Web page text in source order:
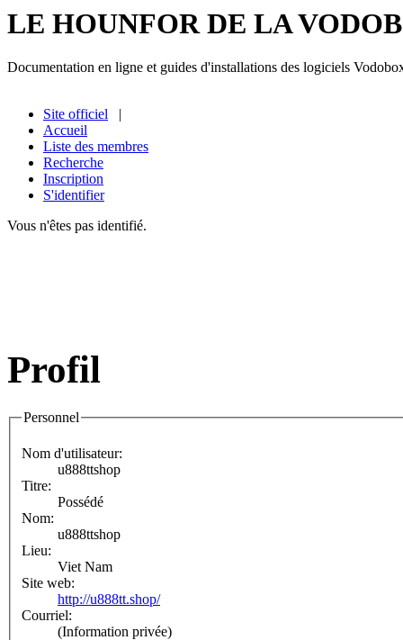
LE HOUNFOR DE LA
Documentation en ligne et guides d'installations des logiciels
Site officiel |
Accueil
Liste des membres
Recherche
Inscription
S'identifier
Vous n'êtes pas identifié.
Profil
Personnel
Nom d'utilisateur:
u888ttshop
Titre:
Possédé
Nom:
u888ttshop
Lieu:
Viet Nam
Site web:
http://u888tt.shop/
Courriel:
(Information privée)